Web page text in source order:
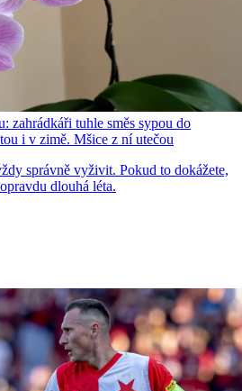
zahrádkáři tuhle směs sypou do
i v zimě. Mšice z ní utečou
správně vyživit. Pokud to dokážete,
dlouhá léta.